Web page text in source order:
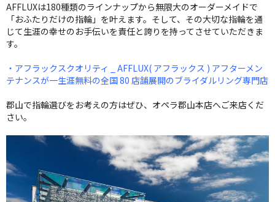
AFFLUXは180種類のラインナップから無限大のオーダーメイドで
「おふたりだけの指輪」を叶えます。そして、その大切な指輪を通
じて生涯の幸せのお手伝いを責任と誇りを持ってさせていただきま
す。
・アフラックスクオリティ _ AFFLUX( アフラックス ) アフターメン
テナンスが一生涯無料の全国 80 店舗展開のブライダルリング専門店
郡山で指輪選びをお考えの方はぜひ、オペラ郡山本店へご来店くだ
さい。